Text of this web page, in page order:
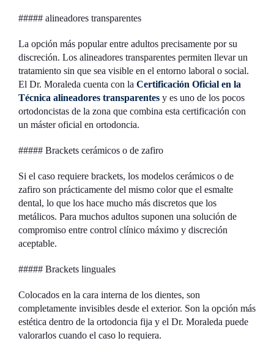
##### alineadores transparentes
La opción más popular entre adultos precisamente por su
discreción. Los alineadores transparentes permiten llevar un
tratamiento sin que sea visible en el entorno laboral o social.
El Dr. Moraleda cuenta con la Certificación Oficial en la
Técnica alineadores transparentes y es uno de los pocos
ortodoncistas de la zona que combina esta certificación con
un máster oficial en ortodoncia.
##### Brackets cerámicos o de zafiro
Si el caso requiere brackets, los modelos cerámicos o de
zafiro son prácticamente del mismo color que el esmalte
dental, lo que los hace mucho más discretos que los
metálicos. Para muchos adultos suponen una solución de
compromiso entre control clínico máximo y discreción
aceptable.
##### Brackets linguales
Colocados en la cara interna de los dientes, son
completamente invisibles desde el exterior. Son la opción más
estética dentro de la ortodoncia fija y el Dr. Moraleda puede
valorarlos cuando el caso lo requiera.